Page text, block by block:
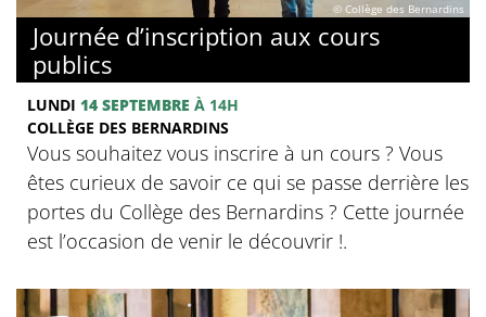
© Collège des Bernardins
Journée d’inscription aux cours
publics
LUNDI 14 SEPTEMBRE À 14H
COLLÈGE DES BERNARDINS
Vous souhaitez vous inscrire à un cours ? Vous
êtes curieux de savoir ce qui se passe derrière les
portes du Collège des Bernardins ? Cette journée
est l’occasion de venir le découvrir !.